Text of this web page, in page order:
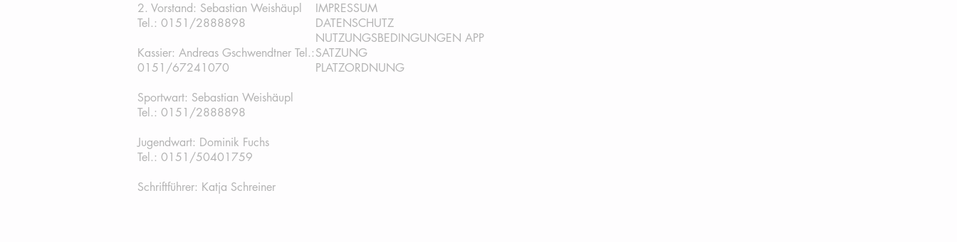
2. Vorstand: Sebastian Weishäupl
Tel.: 0151/2888898
Kassier: Andreas Gschwendtner Tel.:
0151/67241070
Sportwart: Sebastian Weishäupl
Tel.: 0151/2888898
Jugendwart: Dominik Fuchs
Tel.: 0151/50401759
Schriftführer: Katja Schreiner
IMPRESSUM
DATENSCHUTZ
NUTZUNGSBEDINGUNGEN APP
SATZUNG
PLATZORDNUNG